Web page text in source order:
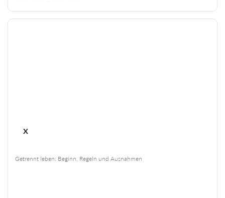
x
Getrennt leben: Beginn, Regeln und Ausnahmen